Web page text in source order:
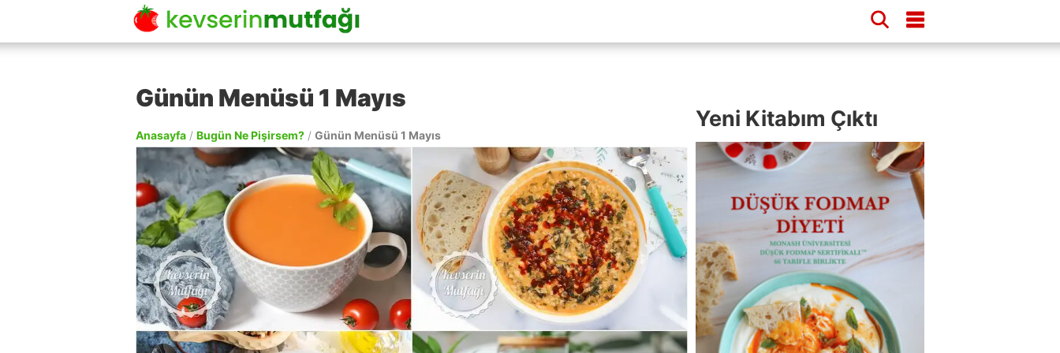
Günün Menüsü 1 Mayıs
Anasayfa / Bugün Ne Pişirsem? / Günün Menüsü 1 Mayıs
Yeni Kitabım Çıktı